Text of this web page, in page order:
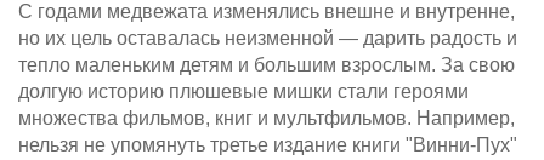
С годами медвежата изменялись внешне и внутренне,
но их цель оставалась неизменной — дарить радость и
тепло маленьким детям и большим взрослым. За свою
долгую историю плюшевые мишки стали героями
множества фильмов, книг и мультфильмов. Например,
нельзя не упомянуть третье издание книги "Винни-Пух"